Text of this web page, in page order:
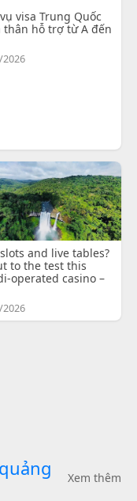
visa Trung Quốc
thân hỗ trợ từ A đến
and live tables?
to the test this
operated casino –
Xem thêm